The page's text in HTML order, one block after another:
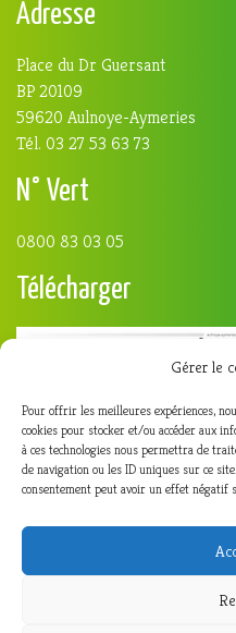
Gérer le
Pour offrir les meilleures expériences,
cookies pour stocker et/ou accéder aux
à ces technologies nous permettra de
de navigation ou les ID uniques sur ce
consentement peut avoir un effet négatif
Adresse
Place du Dr Guersant
BP 20109
59620 Aulnoye-Aymeries
Tél. 03 27 53 63 73
N° Vert
0800 83 03 05
Télécharger